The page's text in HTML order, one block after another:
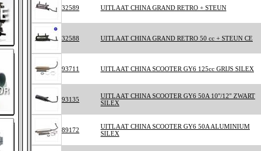
32589 UITLAAT CHINA GRAND RETRO + STEUN
32588 UITLAAT CHINA GRAND RETRO 50 cc + STEUN CE
93711 UITLAAT CHINA SCOOTER GY6 125cc GRIJS SILEX
93135
UITLAAT CHINA SCOOTER GY6 50A 10''/12'' ZWART
SILEX
89172
UITLAAT CHINA SCOOTER GY6 50A ALUMINIUM
SILEX